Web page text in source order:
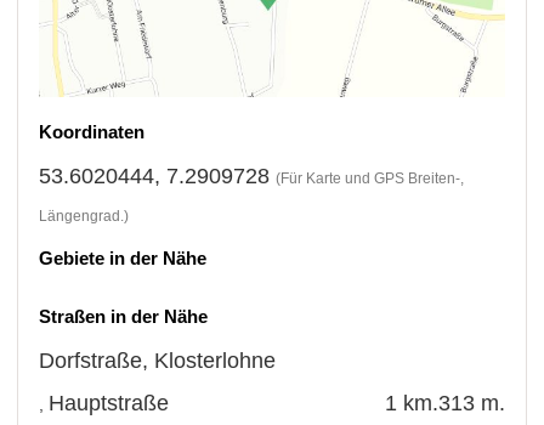
Koordinaten
53.6020444, 7.2909728 (Für Karte und GPS Breiten-,
Längengrad.)
Gebiete in der Nähe
Straßen in der Nähe
Dorfstraße, Klosterlohne
313 m.
Hauptstraße 1 km.